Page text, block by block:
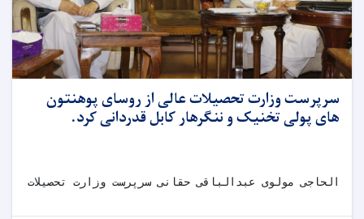
سرپرست وزارت تحصیلات عالی از روسای پوهنتون
های پولی تخنیک و ننگرهار کابل قدردانی کرد.
الحاجی مولوی عبدالباقی حقانی سرپرست وزارت تحصیلات